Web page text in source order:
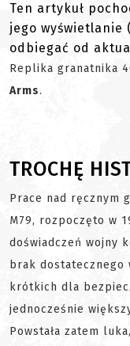
Ten artykuł
jego wyświetlanie
odbiegać od
Replika granatnika
Arms.
TROCHĘ
Prace nad ręcznym
M79, rozpoczęto w
doświadczeń wojny
brak dostatecznego
krótkich dla
jednocześnie
Powstała zatem